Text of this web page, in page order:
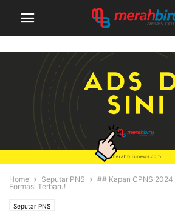
Home Seputar PNS
## Kapan CPNS
Formasi Terbaru!
Seputar PNS